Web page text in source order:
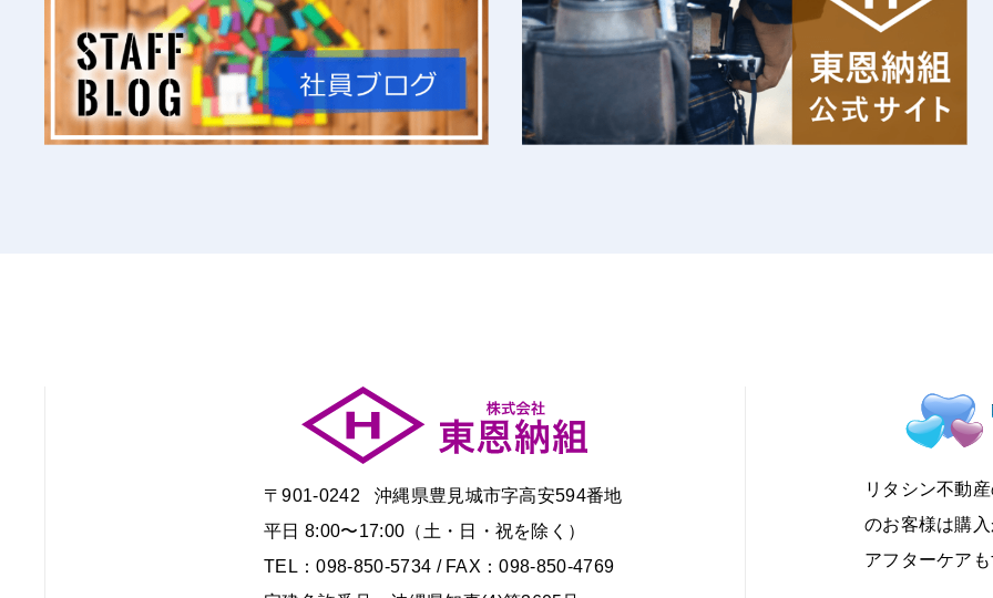
〒901-0242 沖縄県豊見城市字高安594番地
平日 8:00〜17:00（土・日・祝を除く）
TEL：098-850-5734 / FAX：098-850-4769
リタシン不動
のお客様は購
アフターケア